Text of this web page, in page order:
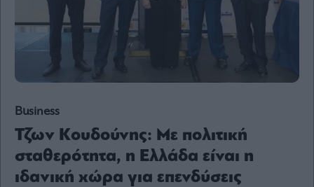
submitting
you
our
Terms
Privacy
Notice.
can
out
at
Business
Τζων Κουδούνης: Με πολιτική
σταθερότητα, η Ελλάδα είναι η
ιδανική χώρα για επενδύσεις